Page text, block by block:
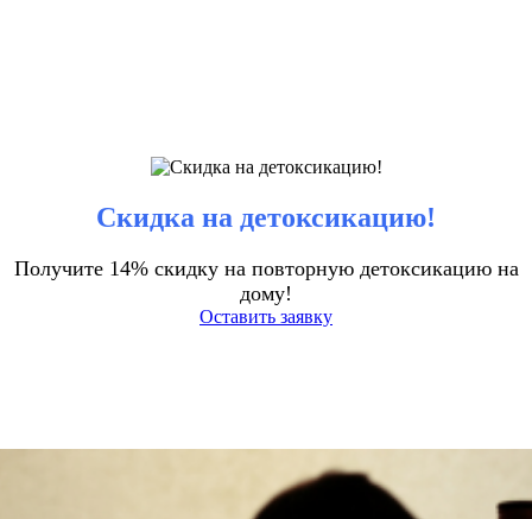
Скидка на детоксикацию!
Получите 14% скидку на повторную детоксикацию на
дому!
Оставить заявку